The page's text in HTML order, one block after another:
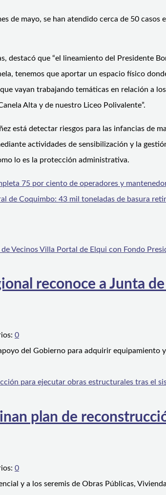
de mayo, se han atendido cerca de 50
destacó que “el lineamiento del Presidente
tenemos que aportar un espacio físico
vayan trabajando temáticas en relación a
Alta y de nuestro Liceo Polivalente”.
está detectar riesgos para las infancias
actividades de sensibilización y la
lo es la protección administrativa.
75 por ciento de operadores y
de Coquimbo: 43 mil toneladas de basura
reconoce a Junta
0
del Gobierno para adquirir equipamiento
plan de
0
y a los seremis de Obras Públicas,